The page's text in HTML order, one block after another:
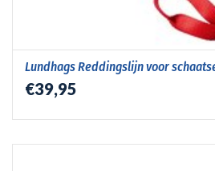
Lundhags Reddingslijn voor
€39,95